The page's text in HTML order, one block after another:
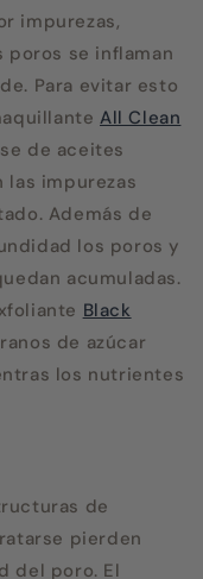
impurezas,
poros se inflaman
Para evitar esto
All Clean
de aceites
las impurezas
Además de
los poros y
acumuladas.
Black
de azúcar
los nutrientes
de
pierden
del poro. El